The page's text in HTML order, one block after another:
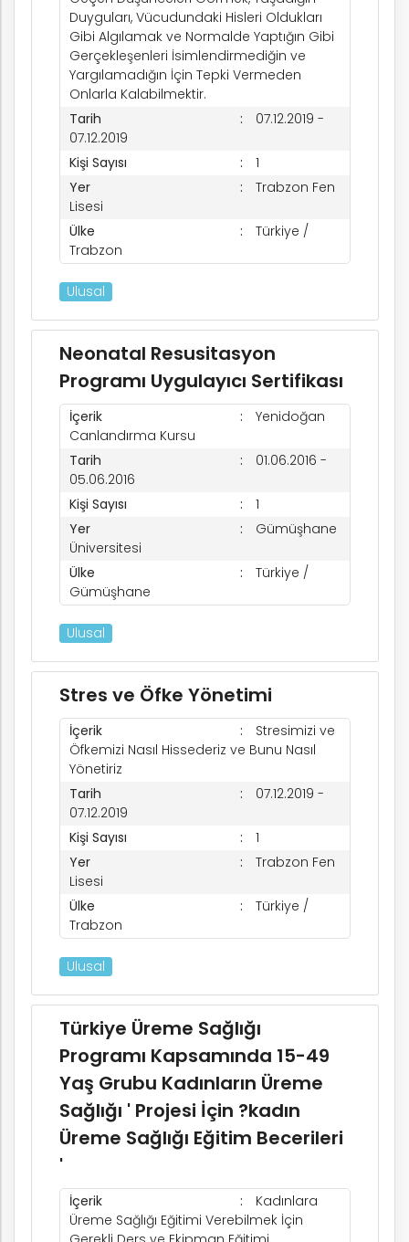
Duyguları, Vücudundaki Hisleri Oldukları
Gibi Algılamak ve Normalde Yaptığın Gibi
Gerçekleşenleri İsimlendirmediğin ve
Yargılamadığın İçin Tepki Vermeden
Onlarla Kalabilmektir.
Tarih
07.12.2019 -
07.12.2019
Kişi Sayısı
1
Yer
Trabzon Fen
Lisesi
Ülke
Türkiye /
Trabzon
Ulusal
Neonatal Resusitasyon
Programı Uygulayıcı Sertifikası
İçerik
Yenidoğan
Canlandırma Kursu
Tarih
01.06.2016 -
05.06.2016
Kişi Sayısı
1
Yer
Gümüşhane
Üniversitesi
Ülke
Türkiye /
Gümüşhane
Ulusal
Stres ve Öfke Yönetimi
İçerik
Stresimizi ve
Öfkemizi Nasıl Hissederiz ve Bunu Nasıl
Yönetiriz
Tarih
07.12.2019 -
07.12.2019
Kişi Sayısı
1
Yer
Trabzon Fen
Lisesi
Ülke
Türkiye /
Trabzon
Ulusal
Türkiye Üreme Sağlığı
Programı Kapsamında 15-49
Yaş Grubu Kadınların Üreme
Sağlığı ' Projesi İçin ?kadın
Üreme Sağlığı Eğitim Becerileri
'
İçerik
Kadınlara
Üreme Sağlığı Eğitimi Verebilmek İçin